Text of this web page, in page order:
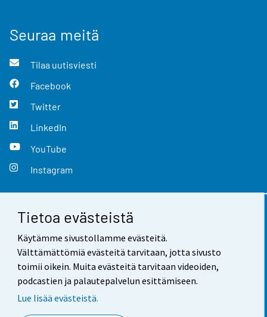
Tietoa evästeistä
Käytämme sivustollamme evästeitä.
Välttämättömiä evästeitä tarvitaan, jotta sivusto
toimii oikein. Muita evästeitä tarvitaan videoiden,
podcastien ja palautepalvelun esittämiseen.
Lue lisää evästeistä.
Seuraa meitä
Tilaa uutisviesti
Facebook
Twitter
LinkedIn
YouTube
Instagram
Yhteystiedot
Palaute
Käyttöehdot